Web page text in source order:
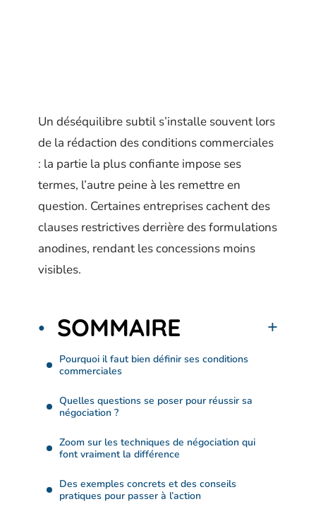
Un déséquilibre subtil s’installe souvent lors
de la rédaction des conditions commerciales
: la partie la plus confiante impose ses
termes, l’autre peine à les remettre en
question. Certaines entreprises cachent des
clauses restrictives derrière des formulations
anodines, rendant les concessions moins
visibles.
SOMMAIRE
Pourquoi il faut bien définir ses conditions
commerciales
Quelles questions se poser pour réussir sa
négociation ?
Zoom sur les techniques de négociation qui
font vraiment la différence
Des exemples concrets et des conseils
pratiques pour passer à l’action